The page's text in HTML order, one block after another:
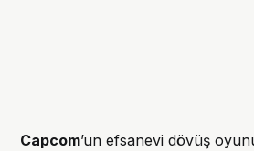
Capcom’un efsanevi dövüş